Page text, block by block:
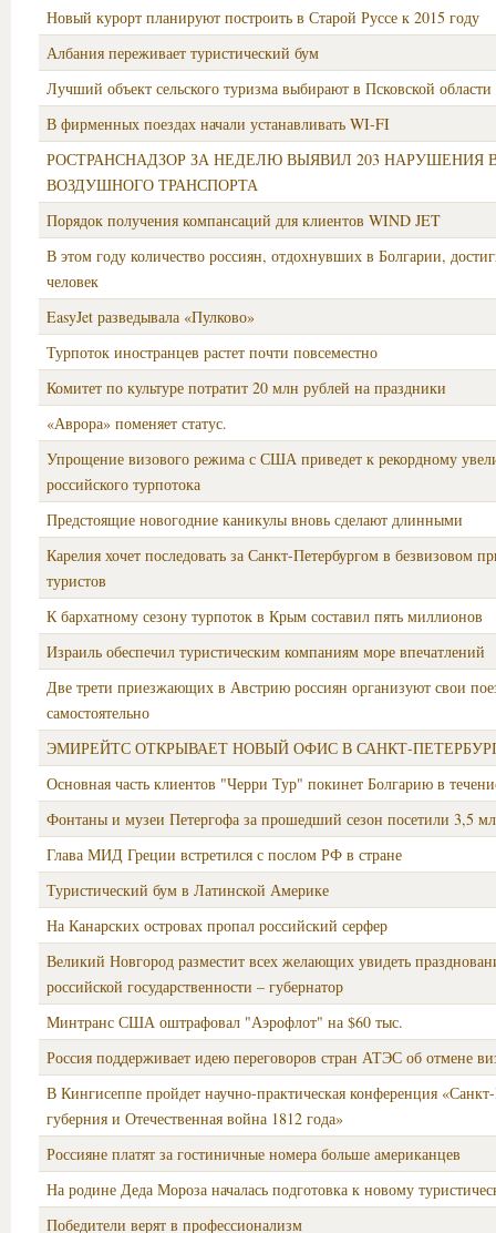
Новый курорт планируют построить в Старой Руссе к 2015 году
Албания переживает туристический бум
Лучший объект сельского туризма выбирают в Псковской области
В фирменных поездах начали устанавливать WI-FI
РОСТРАНСНАДЗОР ЗА НЕДЕЛЮ ВЫЯВИЛ 203 НАРУШЕНИЯ
ВОЗДУШНОГО ТРАНСПОРТА
Порядок получения компансаций для клиентов WIND JET
В этом году количество россиян, отдохнувших в Болгарии,
человек
EasyJet разведывала «Пулково»
Турпоток иностранцев растет почти повсеместно
Комитет по культуре потратит 20 млн рублей на праздники
«Аврора» поменяет статус.
Упрощение визового режима с США приведет к рекордному
российского турпотока
Предстоящие новогодние каникулы вновь сделают длинными
Карелия хочет последовать за Санкт-Петербургом в безвизовом
туристов
К бархатному сезону турпоток в Крым составил пять миллионов
Израиль обеспечил туристическим компаниям море впечатлений
Две трети приезжающих в Австрию россиян организуют свои
самостоятельно
ЭМИРЕЙТС ОТКРЫВАЕТ НОВЫЙ ОФИС В САНКТ-
Основная часть клиентов "Черри Тур" покинет Болгарию в
Фонтаны и музеи Петергофа за прошедший сезон посетили 3,5
Глава МИД Греции встретился с послом РФ в стране
Туристический бум в Латинской Америке
На Канарских островах пропал российский серфер
Великий Новгород разместит всех желающих увидеть
российской государственности – губернатор
Минтранс США оштрафовал "Аэрофлот" на $60 тыс.
Россия поддерживает идею переговоров стран АТЭС об отмене
В Кингисеппе пройдет научно-практическая конференция «Санкт-
губерния и Отечественная война 1812 года»
Россияне платят за гостиничные номера больше американцев
На родине Деда Мороза началась подготовка к новому
Победители верят в профессионализм